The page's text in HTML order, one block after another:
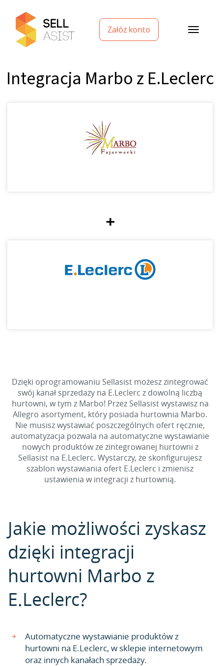
Załóż konto
Integracja Marbo z E.Leclerc
+
Dzięki oprogramowaniu Sellasist możesz zintegrować
swój kanał sprzedaży na E.Leclerc z dowolną liczbą
hurtowni, w tym z Marbo! Przez Sellasist wystawisz na
Allegro asortyment, który posiada hurtownia Marbo.
Nie musisz wystawiać poszczególnych ofert ręcznie,
automatyzacja pozwala na automatyczne wystawianie
nowych produktów ze zintegrowanej hurtowni z
Sellasist na E.Leclerc. Wystarczy, że skonfigurujesz
szablon wystawiania ofert E.Leclerc i zmienisz
ustawienia w integracji z hurtownią.
Jakie możliwości zyskasz
dzięki integracji
hurtowni Marbo z
E.Leclerc?
Automatyczne wystawianie produktów z
hurtowni na E.Leclerc, w sklepie internetowym
oraz innych kanałach sprzedaży.